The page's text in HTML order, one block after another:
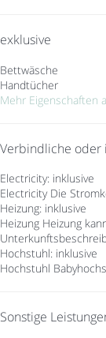
exklusive
Bettwäsche
Handtücher
Mehr Eigenschaften
Verbindliche oder
Electricity: inklusive
Electricity Die
Heizung: inklusive
Heizung Heizung
Hochstuhl: inklusive
Hochstuhl
Sonstige